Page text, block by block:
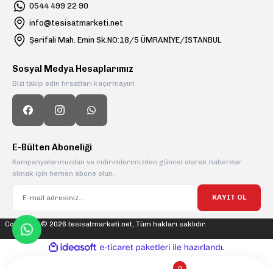
0544 499 22 90
info@tesisatmarketi.net
Şerifali Mah. Emin Sk.NO:18/5 ÜMRANİYE/İSTANBUL
Sosyal Medya Hesaplarımız
Bizi takip edin fırsatları kaçırmayın!
E-Bülten Aboneliği
Kampanyalarımızdan ve indirimlerimizden güncel olarak haberdar
olmak için hemen abone olun.
KAYIT OL
Copyright © 2026 tesisatmarketi.net, Tüm hakları saklıdır.
ideasoft
e-
paketleri